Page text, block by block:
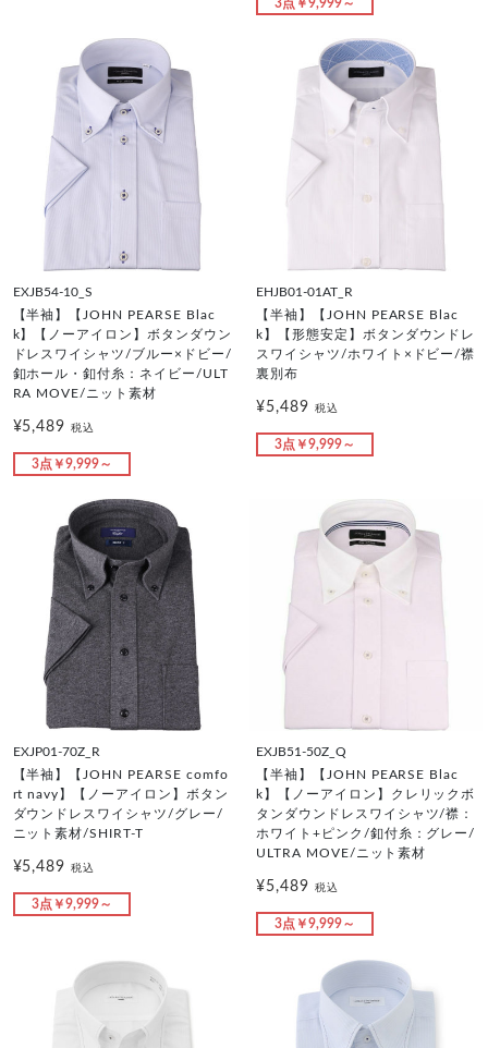
3点￥9,999～
EXJB54-10_S
【半袖】【JOHN PEARSE Blac
k】【ノーアイロン】ボタンダウン
ドレスワイシャツ/ブルー×ドビー/
釦ホール・釦付糸：ネイビー/ULT
RA MOVE/ニット素材
¥5,489税込
3点￥9,999～
EHJB01-01AT_R
【半袖】【JOHN PEARSE Blac
k】【形態安定】ボタンダウンドレ
スワイシャツ/ホワイト×ドビー/襟
裏別布
¥5,489 税込
3点￥9,999～
EXJP01-70Z_R
【半袖】【JOHN PEARSE comfo
rt navy】【ノーアイロン】ボタン
ダウンドレスワイシャツ/グレー/
ニット素材/SHIRT-T
¥5,489税込
3点￥9,999～
EXJB51-50Z_Q
【半袖】【JOHN PEARSE Blac
k】【ノーアイロン】クレリックボ
タンダウンドレスワイシャツ/襟：
ホワイト+ピンク/釦付糸：グレー/
ULTRA MOVE/ニット素材
¥5,489 税込
3点￥9,999～